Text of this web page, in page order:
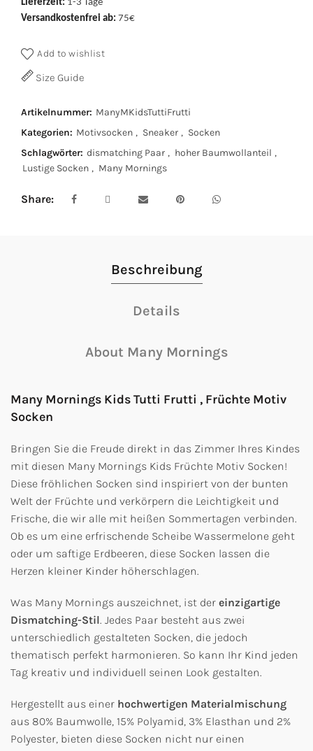
Lieferzeit: 1-3 Tage
Versandkostenfrei ab: 75€
Add to wishlist
Size Guide
Artikelnummer: ManyMKidsTuttiFrutti
Kategorien: Motivsocken , Sneaker , Socken
Schlagwörter: dismatching Paar , hoher Baumwollanteil ,
Lustige Socken , Many Mornings
Share
Beschreibung
Details
About Many Mornings
Many Mornings Kids Tutti Frutti , Früchte Motiv
Socken
Bringen Sie die Freude direkt in das Zimmer Ihres Kindes
mit diesen Many Mornings Kids Früchte Motiv Socken!
Diese fröhlichen Socken sind inspiriert von der bunten
Welt der Früchte und verkörpern die Leichtigkeit und
Frische, die wir alle mit heißen Sommertagen verbinden.
Ob es um eine erfrischende Scheibe Wassermelone geht
oder um saftige Erdbeeren, diese Socken lassen die
Herzen kleiner Kinder höherschlagen.
Was Many Mornings auszeichnet, ist der einzigartige
Dismatching-Stil. Jedes Paar besteht aus zwei
unterschiedlich gestalteten Socken, die jedoch
thematisch perfekt harmonieren. So kann Ihr Kind jeden
Tag kreativ und individuell seinen Look gestalten.
Hergestellt aus einer hochwertigen Materialmischung
aus 80% Baumwolle, 15% Polyamid, 3% Elasthan und 2%
Polyester, bieten diese Socken nicht nur einen